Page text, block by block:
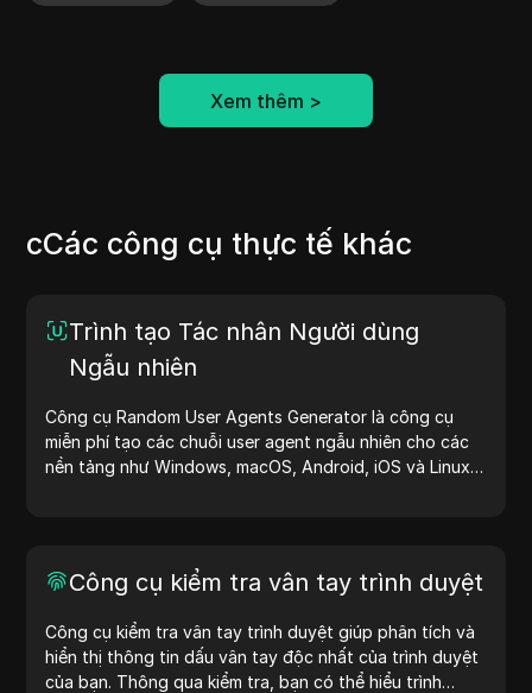
Xem thêm >
cCác công cụ thực tế khác
Trình tạo Tác nhân Người dùng
Ngẫu nhiên
Công cụ Random User Agents Generator là công cụ
miễn phí tạo các chuỗi user agent ngẫu nhiên cho các
nền tảng như Windows, macOS, Android, iOS và Linux.
Đơn giản hóa quy trình làm việc của bạn—bắt đầu tạo
user agent ngay hôm nay!
Công cụ kiểm tra vân tay trình duyệt
Công cụ kiểm tra vân tay trình duyệt giúp phân tích và
hiển thị thông tin dấu vân tay độc nhất của trình duyệt
của bạn. Thông qua kiểm tra, bạn có thể hiểu trình